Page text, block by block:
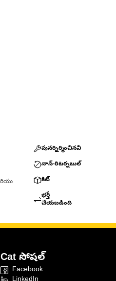
పునర్నిర్మించినవి
నాన్-రిటర్నబుల్
కిట్
భర్తీ
చేయబడింది
Cat సోషల్
Facebook